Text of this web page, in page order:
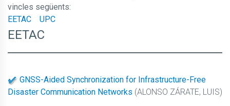
vincles següents:
EETAC
UPC
EETAC
GNSS-Aided Synchronization for Infrastructure-Free
Disaster Communication Networks (ALONSO ZÁRATE, LUIS)